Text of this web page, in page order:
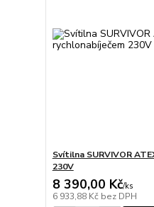
Svítilna SURVIVOR
230V
8 390,00 Kč/ks
6 933,88 Kč bez DPH